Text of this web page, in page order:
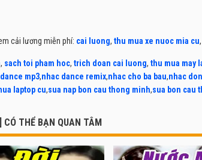
cải lương miễn phí: cai luong, thu mua xe nuoc mia cu,
, sach toi pham hoc, trich doan cai luong, thu mua may
mp3,nhac dance remix,nhac cho ba bau,nhac
laptop cu,sua nap bon cau thong minh,sua bon cau
CÓ THỂ BẠN QUAN TÂM